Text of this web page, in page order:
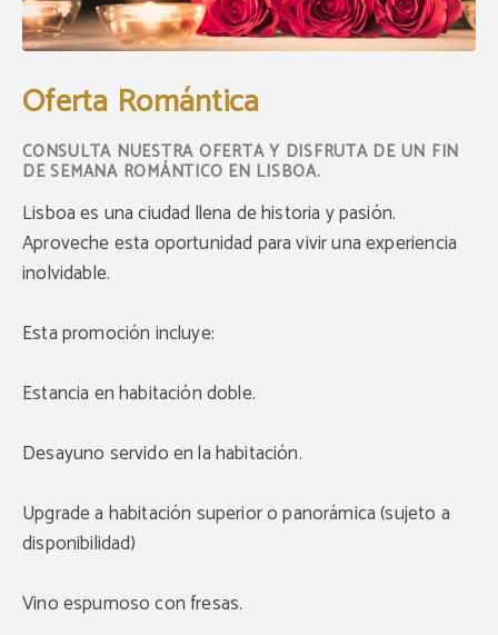
Oferta Romántica
CONSULTA NUESTRA OFERTA Y DISFRUTA DE UN FIN
DE SEMANA ROMÁNTICO EN LISBOA.
Lisboa es una ciudad llena de historia y pasión.
Aproveche esta oportunidad para vivir una experiencia
inolvidable.
Esta promoción incluye:
Estancia en habitación doble.
Desayuno servido en la habitación.
Upgrade a habitación superior o panorámica (sujeto a
disponibilidad)
Vino espumoso con fresas.